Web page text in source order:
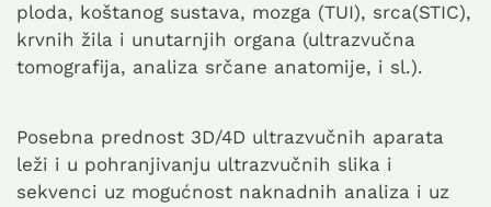
ploda, koštanog sustava, mozga (TUI), srca(STIC),
krvnih žila i unutarnjih organa (ultrazvučna
tomografija, analiza srčane anatomije, i sl.).
Posebna prednost 3D/4D ultrazvučnih aparata
leži i u pohranjivanju ultrazvučnih slika i
sekvenci uz mogućnost naknadnih analiza i uz